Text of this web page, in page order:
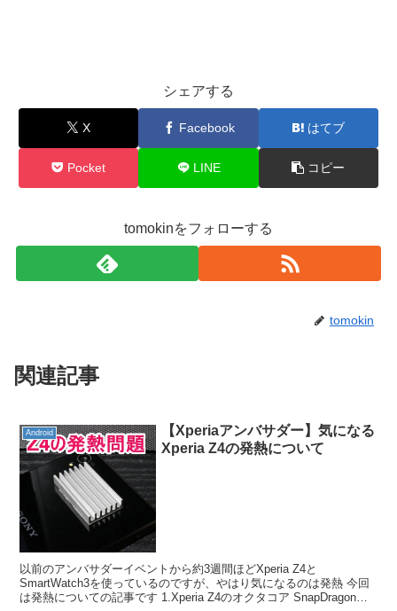
シェアする
X Facebook はてブ
Pocket LINE コピー
tomokinをフォローする
tomokin
関連記事
Android
【Xperiaアンバサダー】気になる
Xperia Z4の発熱について
以前のアンバサダーイベントから約3週間ほどXperia Z4と
SmartWatch3を使っているのですが、やはり気になるのは発熱 今回
は発熱についての記事です 1.Xperia Z4のオクタコア SnapDragon